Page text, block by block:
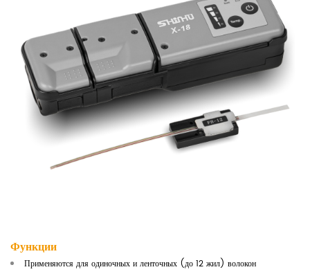
Функции
Применяются для одиночных и ленточных (до 12 жил) волокон